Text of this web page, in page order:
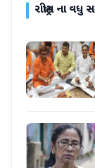
રાષ્ટ્રીયના વધુ